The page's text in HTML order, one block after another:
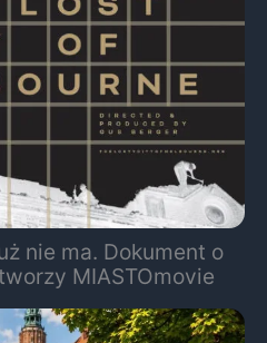
nie ma. Dokument o
MIASTOmovie